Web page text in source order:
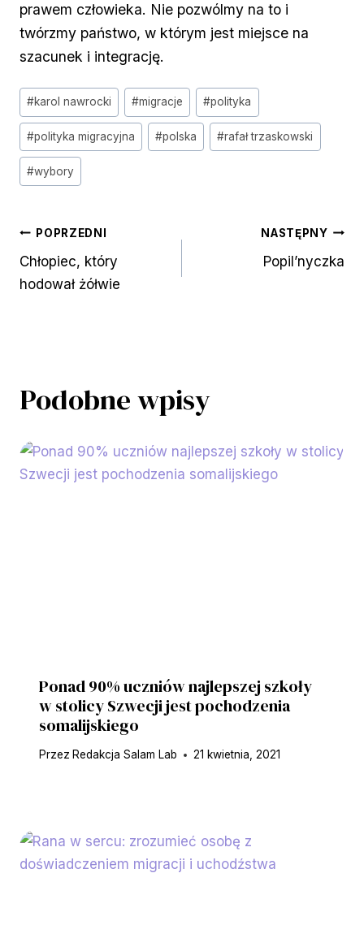
prawem człowieka. Nie pozwólmy na to i
twórzmy państwo, w którym jest miejsce na
szacunek i integrację.
Tagi
wpisu:
#karol nawrocki #migracje #polityka
#polityka migracyjna #polska #rafał trzaskowski
#wybory
Nawigacja
wpisu
POPRZEDNI
Chłopiec, który
hodował żółwie
NASTĘPNY
Popil’nyczka
Podobne wpisy
Ponad 90% uczniów najlepszej szkoły
w stolicy Szwecji jest pochodzenia
somalijskiego
Przez Redakcja Salam Lab 21 kwietnia, 2021